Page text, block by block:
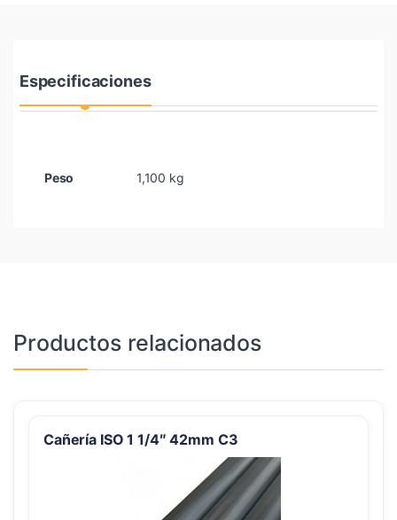
Especificaciones
Peso 1,100 kg
Productos relacionados
Cañería ISO 1 1/4″ 42mm C3